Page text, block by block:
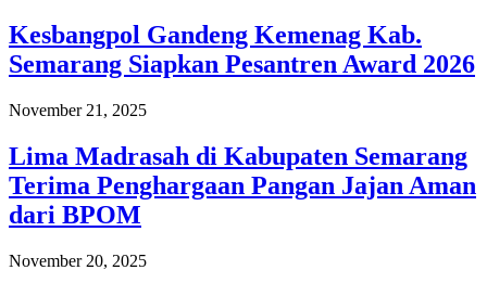
Kesbangpol Gandeng Kemenag Kab.
Semarang Siapkan Pesantren Award 2026
November 21, 2025
Lima Madrasah di Kabupaten Semarang
Terima Penghargaan Pangan Jajan Aman
dari BPOM
November 20, 2025